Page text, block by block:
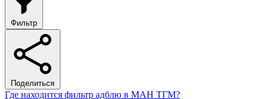
Фильтр
Поделиться
Где находится фильтр адблю в МАН ТГМ?